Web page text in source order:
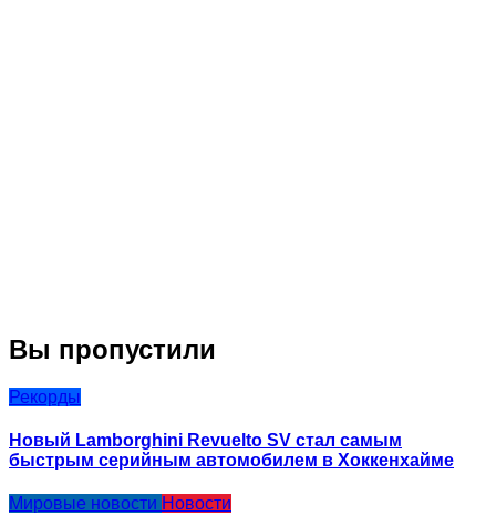
Вы пропустили
Рекорды
Новый Lamborghini Revuelto SV стал самым
быстрым серийным автомобилем в Хоккенхайме
Мировые новости Новости